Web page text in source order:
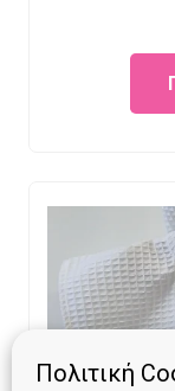
Πολιτική